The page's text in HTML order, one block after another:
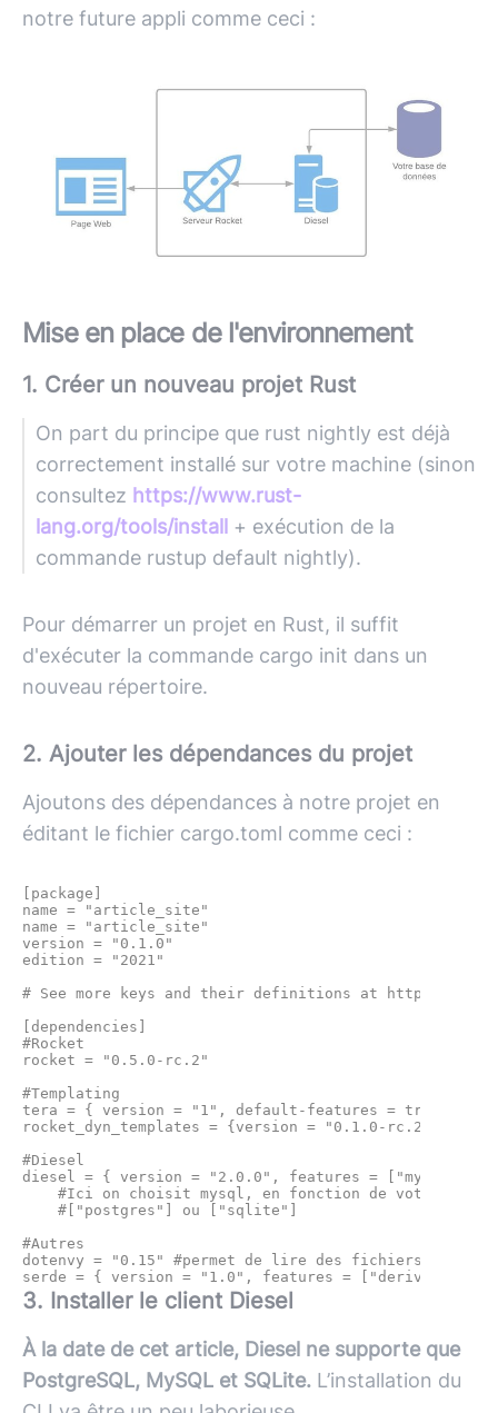
notre future appli comme ceci :
Mise en place de l'environnement
1. Créer un nouveau projet Rust
On part du principe que rust nightly est déjà
correctement installé sur votre machine (sinon
consultez https://www.rust-
lang.org/tools/install
+ exécution de la
commande rustup default nightly).
Pour démarrer un projet en Rust, il suffit
d'exécuter la commande cargo init dans un
nouveau répertoire.
2. Ajouter les dépendances du projet
Ajoutons des dépendances à notre projet en
éditant le fichier cargo.toml comme ceci :
[package]
name = "article_site"
name = "article_site"
version = "0.1.0"
edition = "2021"
# See more keys and their definitions at https://
[dependencies]
#Rocket
rocket = "0.5.0-rc.2"
#Templating
tera = { version = "1", default-features = true}
rocket_dyn_templates = {version = "0.1.0-rc.2",
#Diesel
diesel = { version = "2.0.0", features = ["mysql"] }
#Ici on choisit mysql, en fonction de votre
    #["postgres"] ou ["sqlite"]
#Autres
dotenvy = "0.15" #permet de lire des fichiers
3. Installer le client Diesel
À la date de cet article, Diesel ne supporte que
PostgreSQL, MySQL et SQLite. L’installation du